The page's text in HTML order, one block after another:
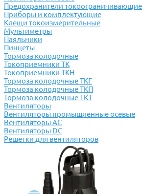
Предохранители токоограничивающие
Приборы и комплектующие
Клещи токоизмерительные
Мультиметры
Паяльники
Пинцеты
Тормоза колодочные
Токоприемники ТК
Токоприемники ТКН
Тормоза колодочные ТКГ
Тормоза колодочные ТКП
Тормоза колодочные ТКТ
Вентиляторы
Вентиляторы промышленные осевые
Вентиляторы АС
Вентиляторы DC
Решетки для вентиляторов